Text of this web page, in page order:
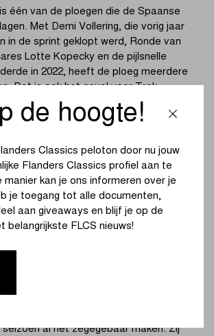
één van de ploegen die de Spaanse
Met Demi Vollering, die vorig jaar
in de sprint geklopt werd, Ronde van
Lotte Kopecky en de pijlsnelle
in 2022, heeft de ploeg meerdere
Dat is ook het geval voor Trek –
ploeg brengt naast ex-
Elisa Balsamo ook Elisa Longo
die net als Van Vleuten aan haar
kent het podium van Omloop het
De Italiaanse van UAE Team ADQ
als in 2020 tweede. Ze slaat de
vinden we bij Uno-X Pro Cycling
was in 2018 goed voor de derde
al het zegegebaar maken. Zij
de hoogte!
Classics peloton door nu jouw
Flanders Classics profiel aan te
manier kan je ons informeren over je
je toegang tot alle documenten,
aan giveaways en blijf je op de
belangrijkste FLCS nieuws!